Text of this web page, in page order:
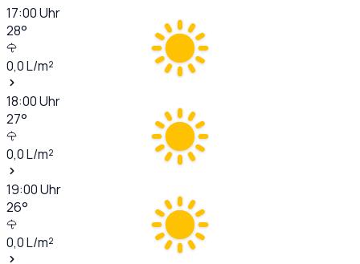
17:00Uhr
28°
0,0L/m²
18:00Uhr
27°
0,0L/m²
19:00Uhr
26°
0,0L/m²